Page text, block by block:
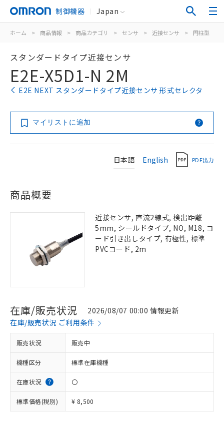
制御機器 Japan
ホーム > 商品情報 > 商品カテゴリ > センサ > 近接センサ > 円柱型
スタンダードタイプ近接センサ
E2E-X5D1-N 2M
E2E NEXT スタンダードタイプ近接センサ 形式セレクタ
マイリストに追加
日本語 English PDF出力
商品概要
近接センサ, 直流2線式, 検出距離
5mm, シールドタイプ, NO, M18, コ
ード引き出しタイプ, 有極性, 標準
PVCコード, 2m
在庫/販売状況
2026/08/07 00:00 情報更新
在庫/販売状況 ご利用条件
販売状況 販売中
機種区分 標準在庫機種
在庫状況 〇
標準価格(税別) ¥ 8,500